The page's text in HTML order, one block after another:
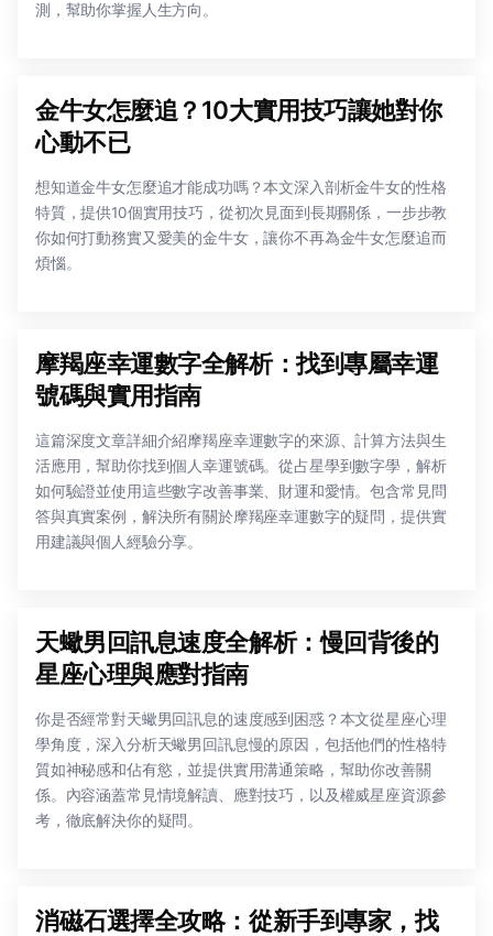
測，幫助你掌握人生方向。
金牛女怎麼追？10大實用技巧讓她對你
心動不已
想知道金牛女怎麼追才能成功嗎？本文深入剖析金牛女的性格
特質，提供10個實用技巧，從初次見面到長期關係，一步步教
你如何打動務實又愛美的金牛女，讓你不再為金牛女怎麼追而
煩惱。
摩羯座幸運數字全解析：找到專屬幸運
號碼與實用指南
這篇深度文章詳細介紹摩羯座幸運數字的來源、計算方法與生
活應用，幫助你找到個人幸運號碼。從占星學到數字學，解析
如何驗證並使用這些數字改善事業、財運和愛情。包含常見問
答與真實案例，解決所有關於摩羯座幸運數字的疑問，提供實
用建議與個人經驗分享。
天蠍男回訊息速度全解析：慢回背後的
星座心理與應對指南
你是否經常對天蠍男回訊息的速度感到困惑？本文從星座心理
學角度，深入分析天蠍男回訊息慢的原因，包括他們的性格特
質如神秘感和佔有慾，並提供實用溝通策略，幫助你改善關
係。內容涵蓋常見情境解讀、應對技巧，以及權威星座資源參
考，徹底解決你的疑問。
消磁石選擇全攻略：從新手到專家，找